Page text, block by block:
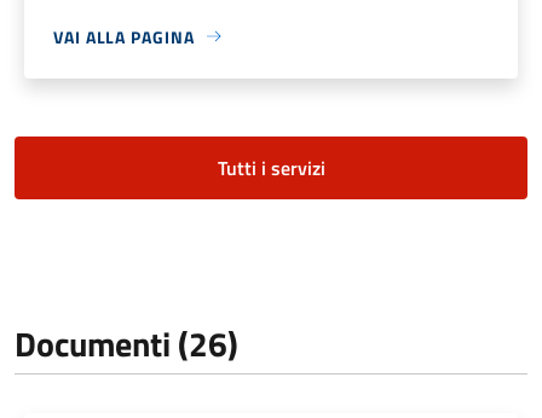
VAI ALLA PAGINA
Tutti i servizi
Documenti (26)